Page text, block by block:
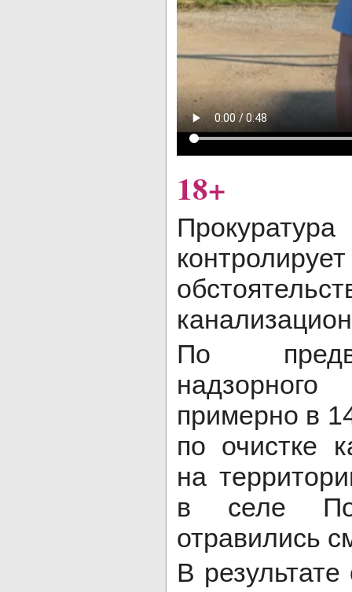
18+
По
примерно в
по очистке
на
в селе
отравились
В